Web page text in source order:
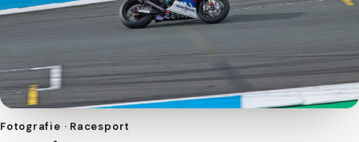
Fotografie · Racesport